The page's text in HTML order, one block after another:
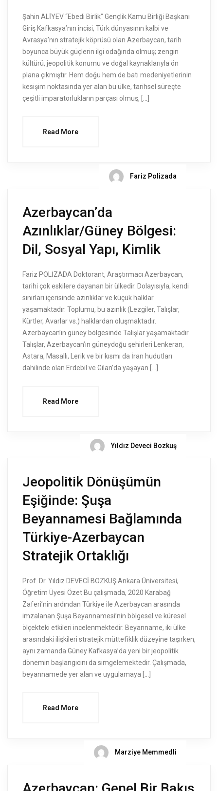
Şahin ALİYEV “Ebedi Birlik” Gençlik Kamu Birliği Başkanı
Giriş Kafkasya’nın incisi, Türk dünyasının kalbi ve
Avrasya’nın stratejik köprüsü olan Azerbaycan, tarih
boyunca büyük güçlerin ilgi odağında olmuş; zengin
kültürü, jeopolitik konumu ve doğal kaynaklarıyla ön
plana çıkmıştır. Hem doğu hem de batı medeniyetlerinin
kesişim noktasında yer alan bu ülke, tarihsel süreçte
çeşitli imparatorlukların parçası olmuş, […]
Read More
Fariz Polizada
Azerbaycan’da
Azınlıklar/Güney Bölgesi:
Dil, Sosyal Yapı, Kimlik
Fariz POLİZADA Doktorant, Araştırmacı Azerbaycan,
tarihi çok eskilere dayanan bir ülkedir. Dolayısıyla, kendi
sınırları içerisinde azınlıklar ve küçük halklar
yaşamaktadır. Toplumu, bu azınlık (Lezgiler, Talışlar,
Kürtler, Avarlar vs.) halklardan oluşmaktadır.
Azerbaycan’ın güney bölgesinde Talışlar yaşamaktadır.
Talışlar, Azerbaycan’ın güneydoğu şehirleri Lenkeran,
Astara, Masallı, Lerik ve bir kısmı da İran hudutları
dahilinde olan Erdebil ve Gilan’da yaşayan […]
Read More
Yıldız Deveci Bozkuş
Jeopolitik Dönüşümün
Eşiğinde: Şuşa
Beyannamesi Bağlamında
Türkiye-Azerbaycan
Stratejik Ortaklığı
Prof. Dr. Yıldız DEVECİ BOZKUŞ Ankara Üniversitesi,
Öğretim Üyesi Özet Bu çalışmada, 2020 Karabağ
Zaferi’nin ardından Türkiye ile Azerbaycan arasında
imzalanan Şuşa Beyannamesi’nin bölgesel ve küresel
ölçekteki etkileri incelenmektedir. Beyanname, iki ülke
arasındaki ilişkileri stratejik müttefiklik düzeyine taşırken,
aynı zamanda Güney Kafkasya’da yeni bir jeopolitik
dönemin başlangıcını da simgelemektedir. Çalışmada,
beyannamede yer alan ve uygulamaya […]
Read More
Marziye Memmedli